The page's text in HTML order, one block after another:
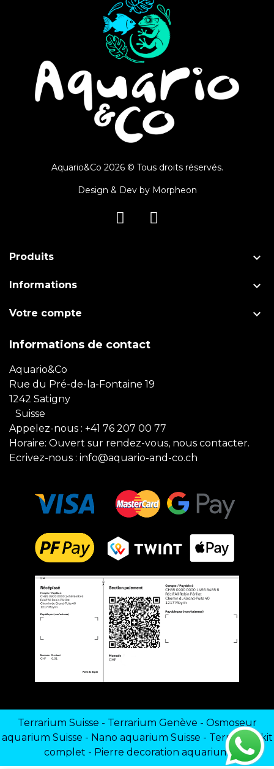
Aquario&Co 2026 © Tous droits réservés.
Design & Dev by Morpheon
Produits 
Informations 
Votre compte 
Informations de contact
Aquario&Co
Rue du Pré-de-la-Fontaine 19
1242 Satigny
Suisse
Appelez-nous : +41 76 207 00 77
Horaire: Ouvert sur rendez-vous, nous contacter.
Ecrivez-nous : info@aquario-and-co.ch
Terrarium Suisse - Terrarium Genève - Osmoseur
aquarium Suisse - Nano aquarium Suisse - Terrarium kit
complet - Pierre decoration aquarium